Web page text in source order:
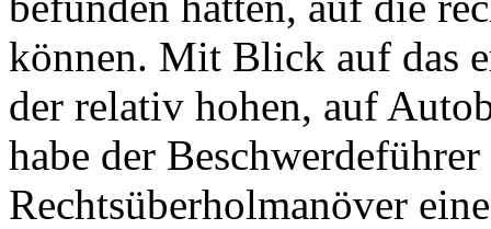
können. Mit Blick auf das
der relativ hohen, auf
habe der
Rechtsüberholmanöver